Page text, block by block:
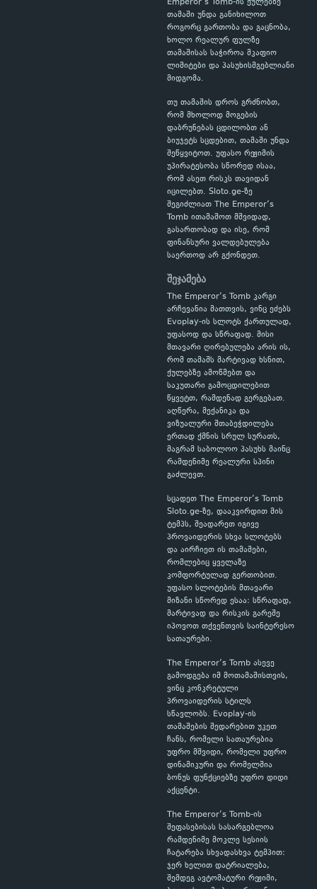
Emperor’s Tomb-ის ქულებზე
თამაში უნდა განიხილოთ
როგორც გართობა და გაცნობა,
ხოლო რეალურ ფულზე
თამაშისას საჭიროა მკაფიო
ლიმიტები და პასუხისმგებლიანი
მიდგომა.
თუ თამაშის დროს გრძნობთ,
რომ მხოლოდ მოგების
დაბრუნებას ცდილობთ ან
ბიუჯეტს სცდებით, თამაში უნდა
შეწყვიტოთ. უფასო რეჟიმის
უპირატესობა სწორედ ისაა,
რომ ასეთ რისკს თავიდან
იცილებთ. Sloto.ge-ზე
შეგიძლიათ The Emperor’s
Tomb ითამაშოთ მშვიდად,
გასართობად და ისე, რომ
ფინანსური ვალდებულება
საერთოდ არ გქონდეთ.
შეჯამება
The Emperor’s Tomb კარგი
არჩევანია მათთვის, ვინც ეძებს
Evoplay-ის სლოტს ქართულად,
უფასოდ და სწრაფად. მისი
მთავარი ღირებულება არის ის,
რომ თამაშს მარტივად ხსნით,
ქულებზე ამოწმებთ და
საკუთარი გამოცდილებით
წყვეტთ, რამდენად გერგებათ.
აღწერა, მექანიკა და
ვიზუალური შთაბეჭდილება
ერთად ქმნის სრულ სურათს,
მაგრამ საბოლოო პასუხს მაინც
რამდენიმე რეალური სპინი
გაძლევთ.
სცადეთ The Emperor’s Tomb
Sloto.ge-ზე, დააკვირდით მის
ტემპს, შეადარეთ იგივე
პროვაიდერის სხვა სლოტებს
და აირჩიეთ ის თამაშები,
რომლებიც ყველაზე
კომფორტულად გერთობით.
უფასო სლოტების მთავარი
მიზანი სწორედ ესაა: სწრაფად,
მარტივად და რისკის გარეშე
იპოვოთ თქვენთვის საინტერესო
სათაურები.
The Emperor’s Tomb ასევე
გამოდგება იმ მოთამაშისთვის,
ვინც კონკრეტული
პროვაიდერის სტილს
სწავლობს. Evoplay-ის
თამაშების შედარებით უკეთ
ჩანს, რომელი სათაურებია
უფრო მშვიდი, რომელი უფრო
დინამიკური და რომელშია
ბონუს ფუნქციებზე უფრო დიდი
აქცენტი.
The Emperor’s Tomb-ის
შეფასებისას სასარგებლოა
რამდენიმე მოკლე სესიის
ჩატარება სხვადასხვა ტემპით:
ჯერ ხელით დატრიალება,
შემდეგ ავტომატური რეჟიმი,